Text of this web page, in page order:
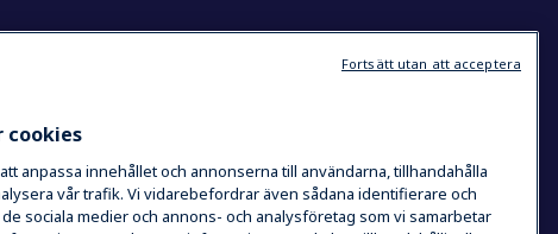
cookies
anpassa innehållet och annonserna till användarna, tillhandahålla
vår trafik. Vi vidarebefordrar även sådana identifierare och
sociala medier och annons- och analysföretag som vi samarbetar
Fortsätt utan att acceptera